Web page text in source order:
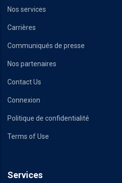
Nos services
Carrières
Communiqués de presse
Nos partenaires
Contact Us
Connexion
Politique de confidentialité
Terms of Use
Services